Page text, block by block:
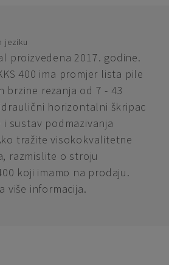
jeziku
proizvedena 2017. godine.
400 ima promjer lista pile
brzine rezanja od 7 - 43
horizontalni škripac
sustav podmazivanja
tražite visokokvalitetne
razmislite o stroju
koji imamo na prodaju.
više informacija.